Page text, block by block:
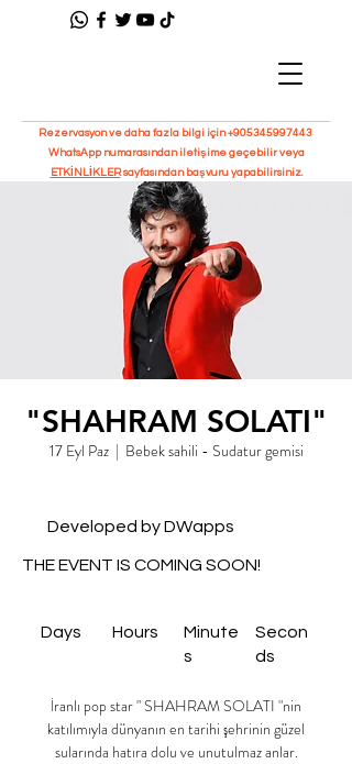
Rezervasyon ve daha fazla bilgi için+905345997443
WhatsApp numarasından iletişime geçebilir veya
ETKİNLİKLERsayfasından başvuru yapabilirsiniz.
"SHAHRAM SOLATI"
17 Eyl Paz
  |
Bebek sahili - Sudatur gemisi
Secon
ds
Minute
s
Hours
Days
THE EVENT IS COMING SOON!
Developed by DWapps
İranlı pop star " SHAHRAM SOLATI "nin
katılımıyla dünyanın en tarihi şehrinin güzel
sularında hatıra dolu ve unutulmaz anlar.